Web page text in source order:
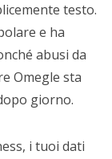
testo.
e ha
abusi da
Omegle sta
giorno.
i tuoi dati